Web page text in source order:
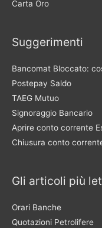
Carta Oro
Suggerimenti
Bancomat Bloccato:
Postepay Saldo
TAEG Mutuo
Signoraggio Bancario
Aprire conto corrente
Chiusura conto
Gli articoli più
Orari Banche
Quotazioni Petrolifere